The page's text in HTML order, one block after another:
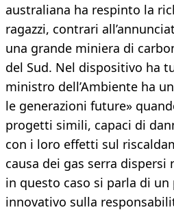
australiana ha respinto la
ragazzi, contrari
una grande miniera di
del Sud. Nel dispositivo ha
ministro dell’Ambiente ha
le generazioni future»
progetti simili, capaci di
con i loro effetti sul
causa dei gas serra dispersi
in questo caso si parla di
innovativo sulla